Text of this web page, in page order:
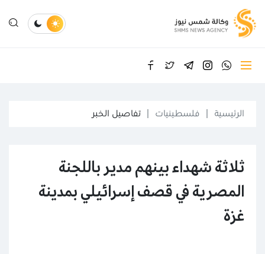
الرئيسية فلسطينيات تفاصيل الخبر
ثلاثة شهداء بينهم مدير باللجنة
المصرية في قصف إسرائيلي بمدينة
غزة